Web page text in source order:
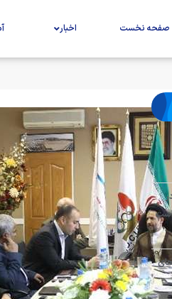
صفحه نخست اخبار
در
است